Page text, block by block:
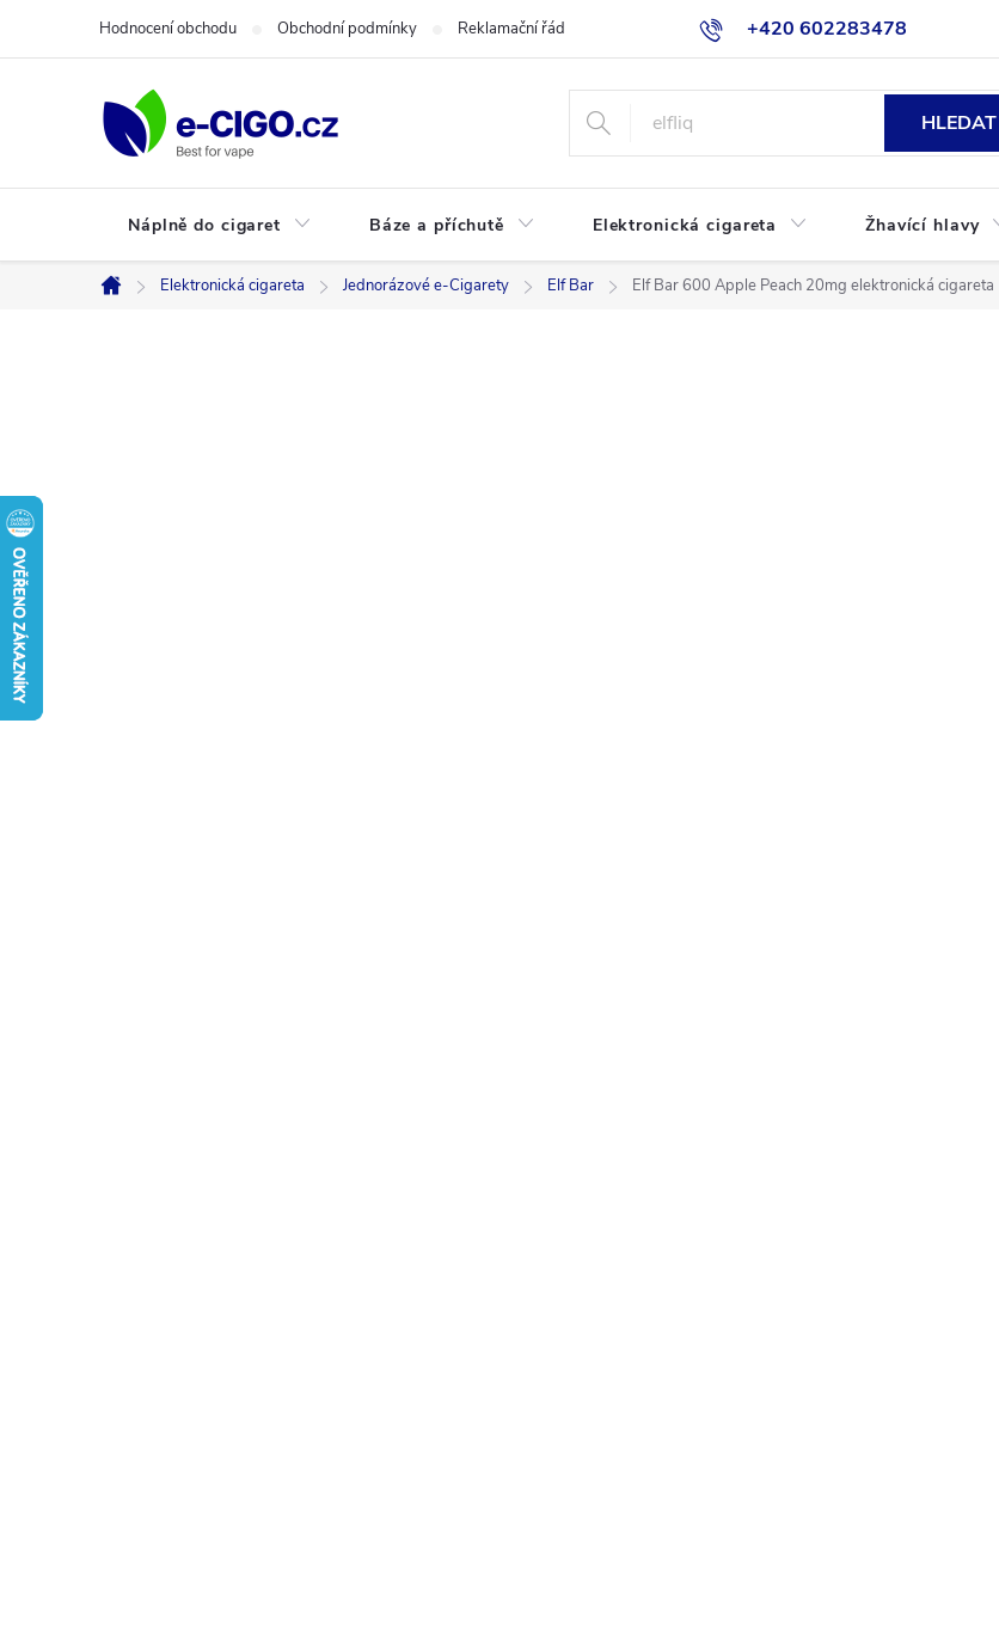
+420 602283478
Hodnocení obchodu Obchodní podmínky Reklamační řád Jak nakupovat
HLEDAT
Náplně do cigaret Báze a příchutě Elektronická cigareta Žhavící hlavy
Domů
Elektronická cigareta Jednorázové e-Cigarety Elf Bar Elf Bar 600 Apple Peach 20mg elektronická cigareta